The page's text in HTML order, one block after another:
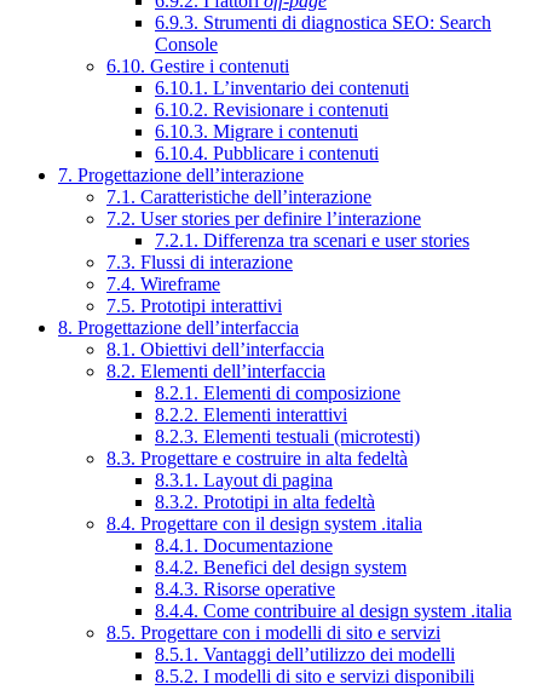
6.9.3. Strumenti di diagnostica SEO: Search
Console
6.10. Gestire i contenuti
6.10.1. L’inventario dei contenuti
6.10.2. Revisionare i contenuti
6.10.3. Migrare i contenuti
6.10.4. Pubblicare i contenuti
7. Progettazione dell’interazione
7.1. Caratteristiche dell’interazione
7.2. User stories per definire l’interazione
7.2.1. Differenza tra scenari e user stories
7.3. Flussi di interazione
7.4. Wireframe
7.5. Prototipi interattivi
8. Progettazione dell’interfaccia
8.1. Obiettivi dell’interfaccia
8.2. Elementi dell’interfaccia
8.2.1. Elementi di composizione
8.2.2. Elementi interattivi
8.2.3. Elementi testuali (microtesti)
8.3. Progettare e costruire in alta fedeltà
8.3.1. Layout di pagina
8.3.2. Prototipi in alta fedeltà
8.4. Progettare con il design system .italia
8.4.1. Documentazione
8.4.2. Benefici del design system
8.4.3. Risorse operative
8.4.4. Come contribuire al design system .italia
8.5. Progettare con i modelli di sito e servizi
8.5.1. Vantaggi dell’utilizzo dei modelli
8.5.2. I modelli di sito e servizi disponibili